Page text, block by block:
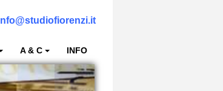
Info@studiofiorenzi.it
A & C INFO